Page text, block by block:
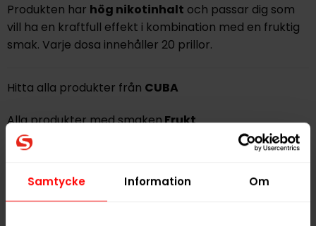
Samtycke Information Om
Produkten har hög nikotinhalt och passar dig som
vill ha en kraftfull effekt i kombination med en fruktig
smak. Varje dosa innehåller 20 prillor.
Hitta alla produkter från CUBA
Alla produkter med smakenFrukt
Vitt Snus